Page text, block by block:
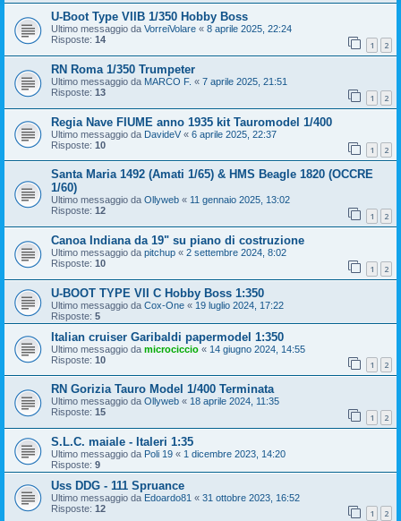
U-Boot Type VIIB 1/350 Hobby Boss
Ultimo messaggio da VorreiVolare « 8 aprile 2025, 22:24
Risposte: 14 1 2
RN Roma 1/350 Trumpeter
Ultimo messaggio da MARCO F. « 7 aprile 2025, 21:51
Risposte: 13 1 2
Regia Nave FIUME anno 1935 kit Tauromodel 1/400
Ultimo messaggio da DavideV « 6 aprile 2025, 22:37
Risposte: 10 1 2
Santa Maria 1492 (Amati 1/65) & HMS Beagle 1820 (OCCRE
1/60)
Ultimo messaggio da Ollyweb « 11 gennaio 2025, 13:02
Risposte: 12 1 2
Canoa Indiana da 19" su piano di costruzione
Ultimo messaggio da pitchup « 2 settembre 2024, 8:02
Risposte: 10 1 2
U-BOOT TYPE VII C Hobby Boss 1:350
Ultimo messaggio da Cox-One « 19 luglio 2024, 17:22
Risposte: 5
Italian cruiser Garibaldi papermodel 1:350
Ultimo messaggio da microciccio « 14 giugno 2024, 14:55
Risposte: 10 1 2
RN Gorizia Tauro Model 1/400 Terminata
Ultimo messaggio da Ollyweb « 18 aprile 2024, 11:35
Risposte: 15 1 2
S.L.C. maiale - Italeri 1:35
Ultimo messaggio da Poli 19 « 1 dicembre 2023, 14:20
Risposte: 9
Uss DDG - 111 Spruance
Ultimo messaggio da Edoardo81 « 31 ottobre 2023, 16:52
Risposte: 12 1 2